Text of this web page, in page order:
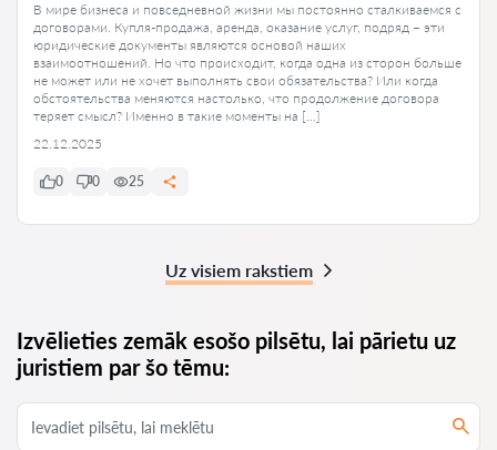
В мире бизнеса и повседневной жизни мы постоянно сталкиваемся с
договорами. Купля-продажа, аренда, оказание услуг, подряд – эти
юридические документы являются основой наших
взаимоотношений. Но что происходит, когда одна из сторон больше
не может или не хочет выполнять свои обязательства? Или когда
обстоятельства меняются настолько, что продолжение договора
теряет смысл? Именно в такие моменты на […]
22.12.2025
0 0 25
Uz visiem rakstiem
Izvēlieties zemāk esošo pilsētu, lai pārietu uz
juristiem par šo tēmu: